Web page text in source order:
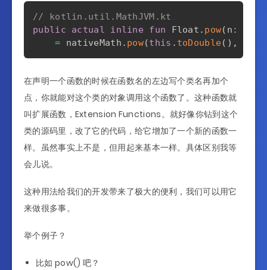
// kotlin.util.MathJVM.kt
public
actual inline fun Float . pow( n :
= nativeMath . pow(this . toDouble( ) ,
在声明一个函数的时候在函数名的左边写个类名再加个
点，你就能对这个类的对象调用这个函数了。这种函数就
叫扩展函数，Extension Functions。就好像你钻到这个
类的源码里，改了它的代码，给它增加了一个新的函数一
样。虽然事实上不是，但用起来基本一样。具体区别我等
会儿说。
这种用法给我们的开发带来了极大的便利，我们可以用它
来做很多事。
举个例子？
比如 pow() 吧？